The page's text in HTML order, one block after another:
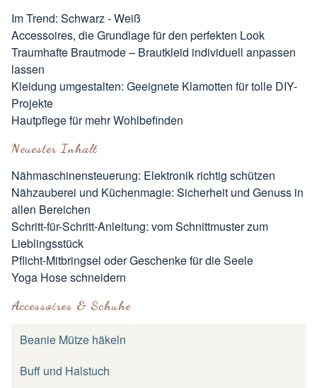
Im Trend: Schwarz - Weiß
Accessoires, die Grundlage für den perfekten Look
Traumhafte Brautmode – Brautkleid individuell anpassen
lassen
Kleidung umgestalten: Geeignete Klamotten für tolle DIY-
Projekte
Hautpflege für mehr Wohlbefinden
Neuester Inhalt
Nähmaschinensteuerung: Elektronik richtig schützen
Nähzauberei und Küchenmagie: Sicherheit und Genuss in
allen Bereichen
Schritt-für-Schritt-Anleitung: vom Schnittmuster zum
Lieblingsstück
Pflicht-Mitbringsel oder Geschenke für die Seele
Yoga Hose schneidern
Accessoires & Schuhe
Beanie Mütze häkeln
Buff und Halstuch